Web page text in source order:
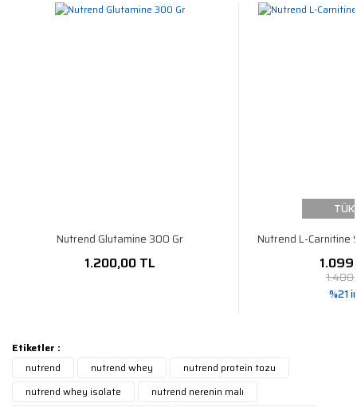
Nutrend Glutamine 300 Gr
1.200,00 TL
Nutrend L-
%21
Etiketler :
nutrend
nutrend whey
nutrend protein tozu
nutrend whey isolate
nutrend nerenin malı